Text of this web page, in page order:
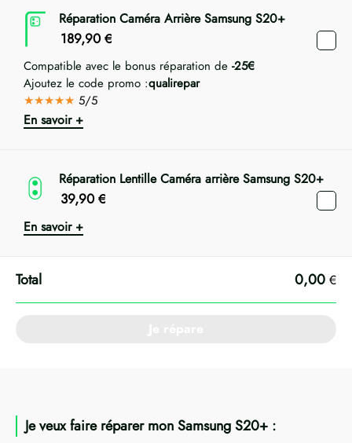
Réparation Caméra Arrière Samsung S20+
189,90 €
Compatible avec le bonus réparation de -25€
Ajoutez le code promo :qualirepar
★★★★★ 5/5
En savoir +
Réparation Lentille Caméra arrière Samsung S20+
39,90 €
En savoir +
0,00 €
Je veux faire réparer mon Samsung S20+ :